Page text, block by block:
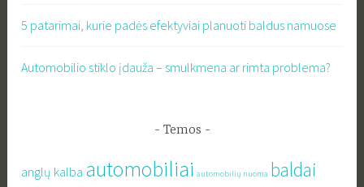
5 patarimai, kurie padės efektyviai planuoti baldus namuose
Automobilio stiklo įdauža – smulkmena ar rimta problema?
Temos
anglų kalba automobiliai automobilių nuoma baldai